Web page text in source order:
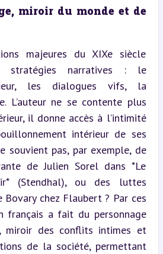
miroir du monde et de
majeures du XIXe siècle
stratégies narratives : le
les dialogues vifs, la
L’auteur ne se contente plus
il donne accès à l’intimité
intérieur de ses
souvient pas, par exemple, de
de Julien Sorel dans *Le
(Stendhal), ou des luttes
Bovary chez Flaubert ? Par ces
français a fait du personnage
miroir des conflits intimes et
de la société, permettant